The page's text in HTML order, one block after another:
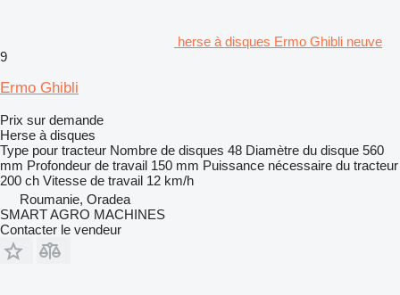
herse à disques Ermo Ghibli neuve
9
Ermo Ghibli
Prix sur demande
Herse à disques
Type pour tracteur Nombre de disques 48 Diamètre du disque 560
mm Profondeur de travail 150 mm Puissance nécessaire du tracteur
200 ch Vitesse de travail 12 km/h
Roumanie, Oradea
SMART AGRO MACHINES
Contacter le vendeur